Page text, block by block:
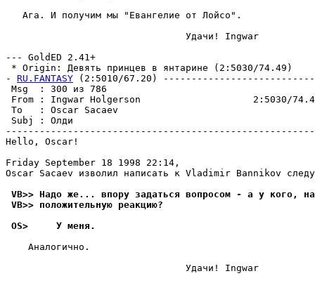
   Ага. И получим мы "Евангелие от Лойсо".
                                Удачи! Ingwar
--- GoldED 2.41+
* Origin: Девять принцев в янтарине (2:5030/74.49)
- RU.FANTASY (2:5010/67.20)
Msg  : 300
From : Ingwar Holgerson                    2:5030/
To   : Oscar Sacaev
Subj :
Hello, Oscar!
Friday September 18 1998 22:14,
Oscar Sacaev изволил написать к Vladimir Bannikov
VB>> Надо же... впору задаться вопросом - а у кого,
VB>> положительную реакцию?
OS>     У меня.
    Аналогично.
                                Удачи! Ingwar